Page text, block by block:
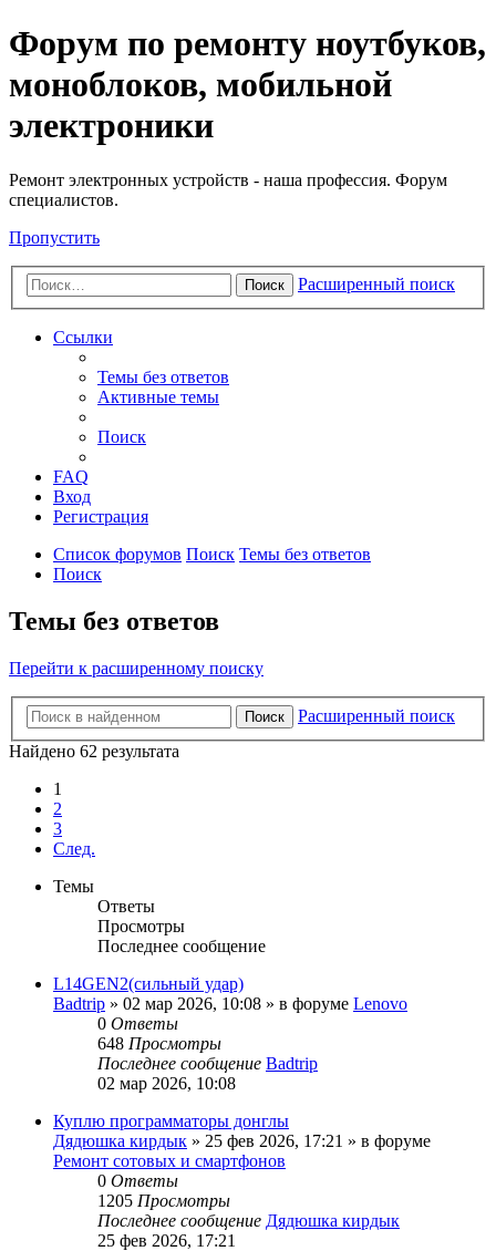
Регистрация
Форум по ремонту ноутбуков,
моноблоков, мобильной
электроники
Ремонт электронных устройств - наша профессия. Форум
специалистов.
Пропустить
Поиск Расширенный поиск
Ссылки
Темы без ответов
Активные темы
Поиск
FAQ
Вход
Регистрация
Список форумов Поиск Темы без ответов
Поиск
Темы без ответов
Перейти к расширенному поиску
Поиск
Расширенный поиск
Найдено 62 результата
1
2
3
След.
Темы
Ответы
Просмотры
Последнее сообщение
L14GEN2(сильный удар)
Badtrip » 02 мар 2026, 10:08 » в форуме Lenovo
0 Ответы
648 Просмотры
Последнее сообщение Badtrip
02 мар 2026, 10:08
Куплю программаторы донглы
Дядюшка кирдык » 25 фев 2026, 17:21 » в форуме
Ремонт сотовых и смартфонов
0 Ответы
1205 Просмотры
Последнее сообщение Дядюшка кирдык
25 фев 2026, 17:21